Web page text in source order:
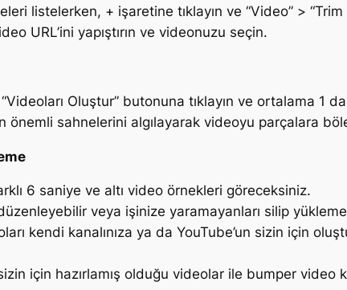
listelerken, + işaretine tıklayın ve “Video” >
URL’ini yapıştırın ve videonuzu seçin.
Oluştur” butonuna tıklayın ve ortalama 1
önemli sahnelerini algılayarak videoyu parçalara
6 saniye ve altı video örnekleri göreceksiniz.
veya işinize yaramayanları silip
kendi kanalınıza ya da YouTube’un sizin için
için hazırlamış olduğu videolar ile bumper video